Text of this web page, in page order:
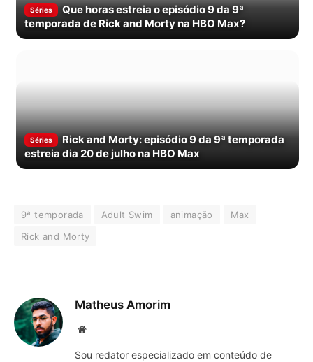
Séries
Que horas estreia o episódio 9 da 9ª
temporada de Rick and Morty na HBO Max?
Séries
Rick and Morty: episódio 9 da 9ª temporada
estreia dia 20 de julho na HBO Max
9ª temporada Adult Swim animação
Max
Rick and Morty
Matheus Amorim
Website
Sou redator especializado em conteúdo de